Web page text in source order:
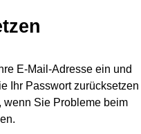
E-Mail-Adresse ein und
Ihr Passwort zurücksetzen
wenn Sie Probleme beim